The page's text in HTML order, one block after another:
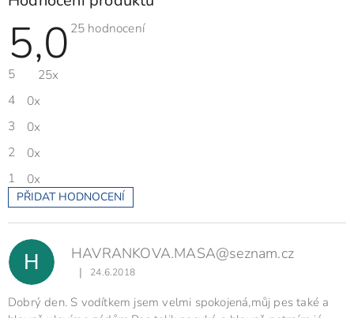
5,0 Průměrné
25 hodnocení
5
25x
4
0x
3
0x
2
0x
1
0x
PŘIDAT HODNOCENÍ
V
ý
p
i
s
o
H HAVRANKOVA.MASA@seznam.cz
Hodnocení produktu je 5 z 5 hvězdiček.
| 24.6.2018
Dobrý den. S vodítkem jsem velmi spokojená,můj pes také a